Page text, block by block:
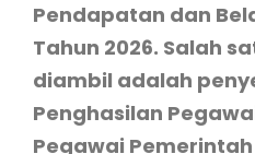
Pendapatan dan
Tahun 2026. Salah
diambil adalah
Penghasilan
Pegawai